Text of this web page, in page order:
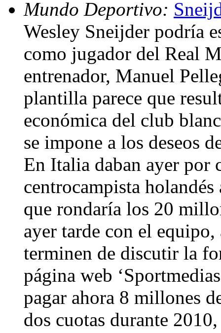
Mundo Deportivo:
Wesley Sneijder podría
como jugador del Real
entrenador, Manuel
plantilla parece que
económica del club
se impone a los deseos
En Italia daban ayer por
centrocampista
que rondaría los 20
ayer tarde con el equipo,
terminen de discutir la
página web
pagar ahora 8 millones
dos cuotas durante